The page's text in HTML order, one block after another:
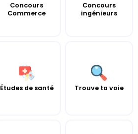
Concours
Commerce
Concours
ingénieurs
Études de santé Trouve ta voie